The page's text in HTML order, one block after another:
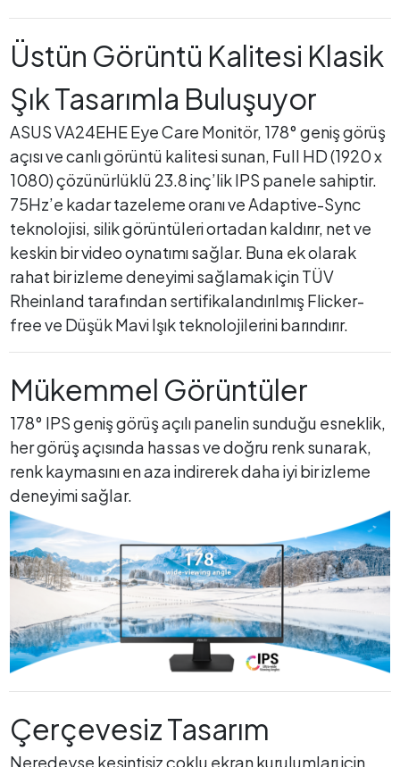
Üstün Görüntü Kalitesi Klasik
Şık Tasarımla Buluşuyor
ASUS VA24EHE Eye Care Monitör, 178° geniş görüş
açısı ve canlı görüntü kalitesi sunan, Full HD (1920 x
1080) çözünürlüklü 23.8 inç’lik IPS panele sahiptir.
75Hz’e kadar tazeleme oranı ve Adaptive-Sync
teknolojisi, silik görüntüleri ortadan kaldırır, net ve
keskin bir video oynatımı sağlar. Buna ek olarak
rahat bir izleme deneyimi sağlamak için TÜV
Rheinland tarafından sertifikalandırılmış Flicker-
free ve Düşük Mavi Işık teknolojilerini barındırır.
Mükemmel Görüntüler
178° IPS geniş görüş açılı panelin sunduğu esneklik,
her görüş açısında hassas ve doğru renk sunarak,
renk kaymasını en aza indirerek daha iyi bir izleme
deneyimi sağlar.
Çerçevesiz Tasarım
Neredeyse kesintisiz çoklu ekran kurulumları için